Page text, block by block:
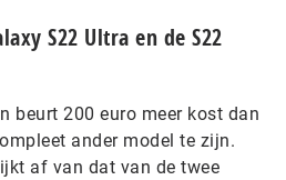
S22 Ultra en de S22
beurt 200 euro meer kost dan
ander model te zijn.
af van dat van de twee